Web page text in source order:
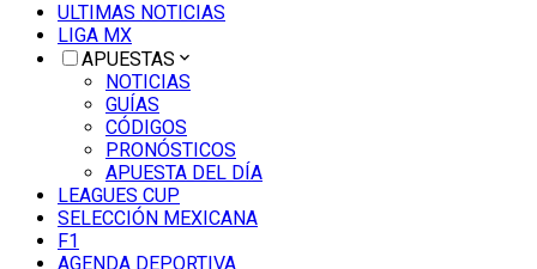
ULTIMAS NOTICIAS
LIGA MX
APUESTAS
NOTICIAS
GUÍAS
CÓDIGOS
PRONÓSTICOS
APUESTA DEL DÍA
LEAGUES CUP
SELECCIÓN MEXICANA
F1
AGENDA DEPORTIVA